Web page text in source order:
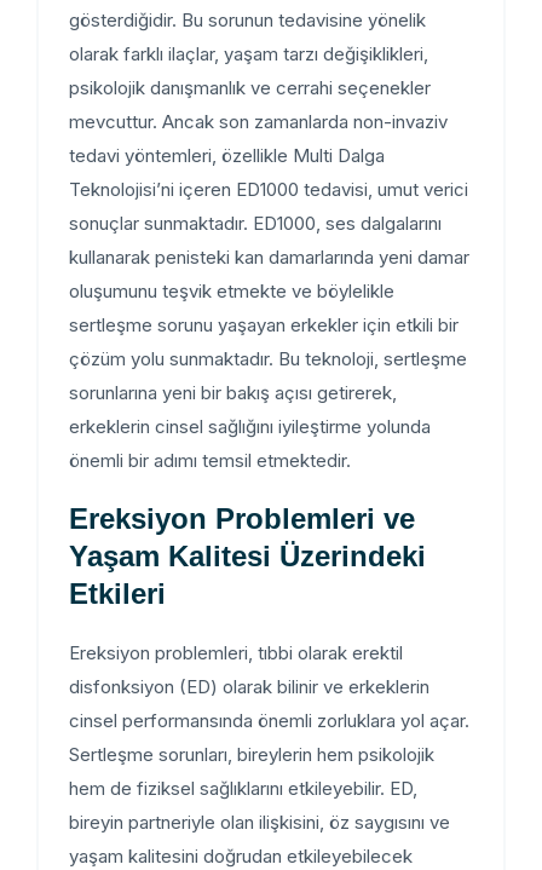
gösterdiğidir. Bu sorunun tedavisine yönelik
olarak farklı ilaçlar, yaşam tarzı değişiklikleri,
psikolojik danışmanlık ve cerrahi seçenekler
mevcuttur. Ancak son zamanlarda non-invaziv
tedavi yöntemleri, özellikle Multi Dalga
Teknolojisi’ni içeren ED1000 tedavisi, umut verici
sonuçlar sunmaktadır. ED1000, ses dalgalarını
kullanarak penisteki kan damarlarında yeni damar
oluşumunu teşvik etmekte ve böylelikle
sertleşme sorunu yaşayan erkekler için etkili bir
çözüm yolu sunmaktadır. Bu teknoloji, sertleşme
sorunlarına yeni bir bakış açısı getirerek,
erkeklerin cinsel sağlığını iyileştirme yolunda
önemli bir adımı temsil etmektedir.
Ereksiyon Problemleri ve
Yaşam Kalitesi Üzerindeki
Etkileri
Ereksiyon problemleri, tıbbi olarak erektil
disfonksiyon (ED) olarak bilinir ve erkeklerin
cinsel performansında önemli zorluklara yol açar.
Sertleşme sorunları, bireylerin hem psikolojik
hem de fiziksel sağlıklarını etkileyebilir. ED,
bireyin partneriyle olan ilişkisini, öz saygısını ve
yaşam kalitesini doğrudan etkileyebilecek